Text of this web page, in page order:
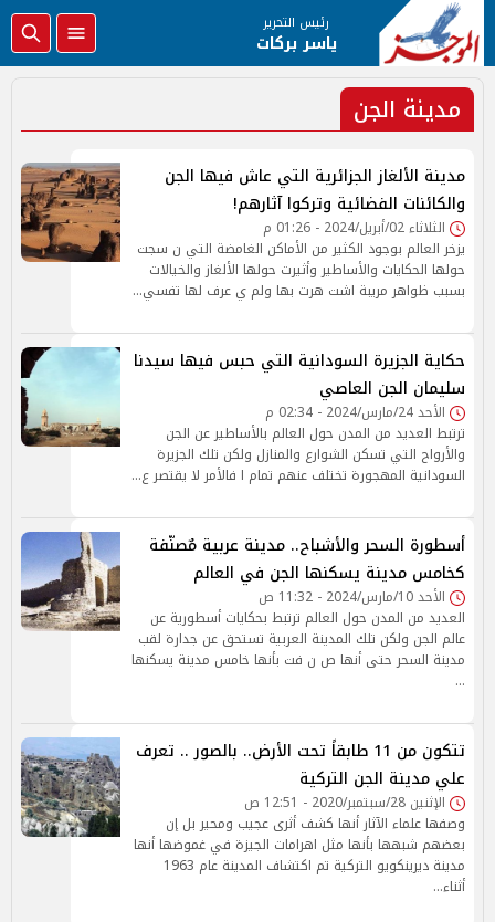
رئيس التحرير
ياسر بركات
مدينة الجن
مدينة الألغاز الجزائرية التي عاش فيها الجن
والكائنات الفضائية وتركوا آثارهم!
الثلاثاء 02/أبريل/2024 - 01:26 م
يزخر العالم بوجود الكثير من الأماكن الغامضة التي ن سجت
حولها الحكايات والأساطير وأثيرت حولها الألغاز والخيالات
بسبب ظواهر مريبة اشت هرت بها ولم ي عرف لها تفسي…
حكاية الجزيرة السودانية التي حبس فيها سيدنا
سليمان الجن العاصي
الأحد 24/مارس/2024 - 02:34 م
ترتبط العديد من المدن حول العالم بالأساطير عن الجن
والأرواح التي تسكن الشوارع والمنازل ولكن تلك الجزيرة
السودانية المهجورة تختلف عنهم تمام ا فالأمر لا يقتصر ع…
أسطورة السحر والأشباح.. مدينة عربية مٌصنّفة
كخامس مدينة يسكنها الجن في العالم
الأحد 10/مارس/2024 - 11:32 ص
العديد من المدن حول العالم ترتبط بحكايات أسطورية عن
عالم الجن ولكن تلك المدينة العربية تستحق عن جدارة لقب
مدينة السحر حتى أنها ص ن فت بأنها خامس مدينة يسكنها
…
تتكون من 11 طابقاً تحت الأرض.. بالصور .. تعرف
علي مدينة الجن التركية
الإثنين 28/سبتمبر/2020 - 12:51 ص
وصفها علماء الآثار أنها كشف أثرى عجيب ومحير بل إن
بعضهم شبهها بأنها مثل اهرامات الجيزة في غموضها أنها
مدينة ديرينكويو التركية تم اكتشاف المدينة عام 1963
أثناء…